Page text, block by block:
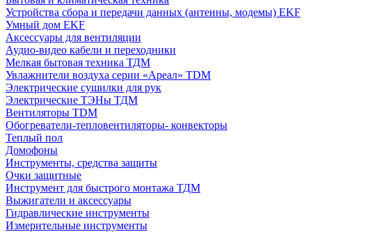
Устройства сбора и передачи данных (антенны, модемы) EKF
Умный дом EKF
Аксессуары для вентиляции
Аудио-видео кабели и переходники
Мелкая бытовая техника ТДМ
Увлажнители воздуха серии «Ареал» TDM
Электрические сушилки для рук
Электрические ТЭНы ТДМ
Вентиляторы TDM
Обогреватели-тепловентиляторы- конвекторы
Теплый пол
Домофоны
Инструменты, средства защиты
Очки защитные
Инструмент для быстрого монтажа ТДМ
Выжигатели и аксессуары
Гидравлические инструменты
Измерительные инструменты